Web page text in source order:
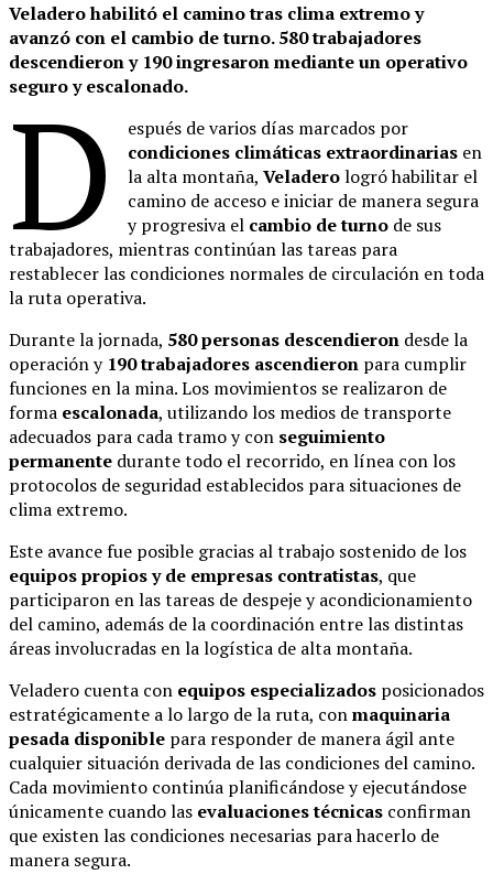
Veladero habilitó el camino tras clima extremo y
avanzó con el cambio de turno. 580 trabajadores
descendieron y 190 ingresaron mediante un operativo
seguro y escalonado.
D
espués de varios días marcados por
condiciones climáticas extraordinarias en
la alta montaña,Veladerologró habilitar el
camino de acceso e iniciar de manera segura
y progresiva el cambio de turno de sus
trabajadores, mientras continúan las tareas para
restablecer las condiciones normales de circulación en toda
la ruta operativa.
Durante la jornada, 580 personas descendieron desde la
operación y 190 trabajadores ascendieron para cumplir
funciones en la mina. Los movimientos se realizaron de
forma escalonada, utilizando los medios de transporte
adecuados para cada tramo y con seguimiento
permanente durante todo el recorrido, en línea con los
protocolos de seguridad establecidos para situaciones de
clima extremo.
Este avance fue posible gracias al trabajo sostenido de los
equipos propios y de empresas contratistas, que
participaron en las tareas de despeje y acondicionamiento
del camino, además de la coordinación entre las distintas
áreas involucradas en la logística de alta montaña.
Veladero cuenta con equipos especializados posicionados
estratégicamente a lo largo de la ruta, conmaquinaria
pesada disponible para responder de manera ágil ante
cualquier situación derivada de las condiciones del camino.
Cada movimiento continúa planificándose y ejecutándose
únicamente cuando las evaluaciones técnicas confirman
que existen las condiciones necesarias para hacerlo de
manera segura.